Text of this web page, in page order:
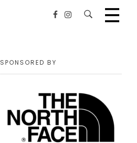
SPONSORED BY